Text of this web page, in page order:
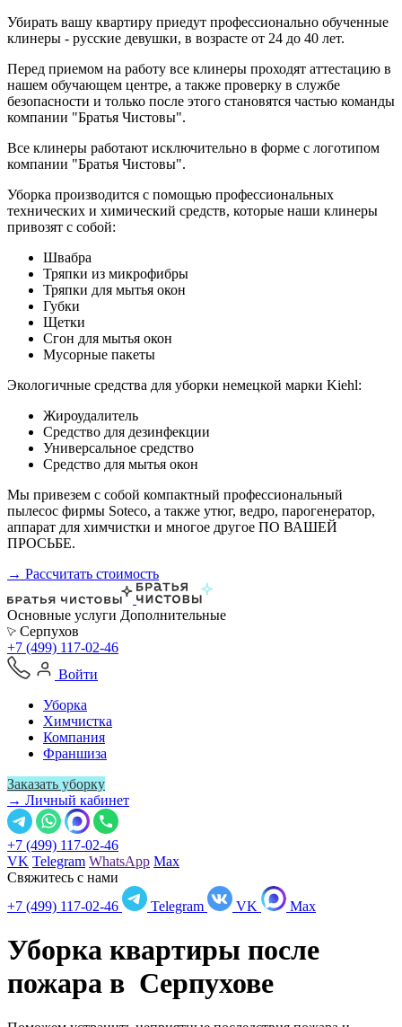
Убирать вашу квартиру приедут профессионально обученные
клинеры - русские девушки, в возрасте от 24 до 40 лет.
Перед приемом на работу все клинеры проходят аттестацию в
нашем обучающем центре, а также проверку в службе
безопасности и только после этого становятся частью команды
компании "Братья Чистовы".
Все клинеры работают исключительно в форме с логотипом
компании "Братья Чистовы".
Уборка производится с помощью профессиональных
технических и химический средств, которые наши клинеры
привозят с собой:
Швабра
Тряпки из микрофибры
Тряпки для мытья окон
Губки
Щетки
Сгон для мытья окон
Мусорные пакеты
Экологичные средства для уборки немецкой марки Kiehl:
Жироудалитель
Средство для дезинфекции
Универсальное средство
Средство для мытья окон
Мы привезем с собой компактный профессиональный
пылесос фирмы Soteco, а также утюг, ведро, парогенератор,
аппарат для химчистки и многое другое ПО ВАШЕЙ
ПРОСЬБЕ.
→ Рассчитать стоимость
Основные услуги Дополнительные
Серпухов
+7 (499) 117-02-46
Войти
Уборка
Химчистка
Компания
Франшиза
Заказать уборку
→ Личный кабинет
+7 (499) 117-02-46
VK Telegram WhatsApp Max
Свяжитесь с нами
+7 (499) 117-02-46
Telegram VK Max
Уборка квартиры после
пожара в Серпухове